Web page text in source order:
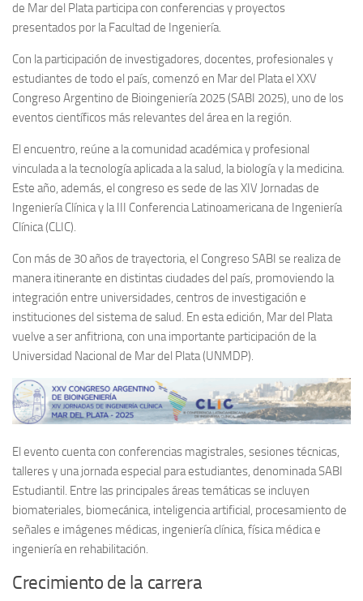
de Mar del Plata participa con conferencias y proyectos
presentados por la Facultad de Ingeniería.
Con la participación de investigadores, docentes, profesionales y
estudiantes de todo el país, comenzó en Mar del Plata el XXV
Congreso Argentino de Bioingeniería 2025 (SABI 2025), uno de los
eventos científicos más relevantes del área en la región.
El encuentro, reúne a la comunidad académica y profesional
vinculada a la tecnología aplicada a la salud, la biología y la medicina.
Este año, además, el congreso es sede de las XIV Jornadas de
Ingeniería Clínica y la III Conferencia Latinoamericana de Ingeniería
Clínica (CLIC).
Con más de 30 años de trayectoria, el Congreso SABI se realiza de
manera itinerante en distintas ciudades del país, promoviendo la
integración entre universidades, centros de investigación e
instituciones del sistema de salud. En esta edición, Mar del Plata
vuelve a ser anfitriona, con una importante participación de la
Universidad Nacional de Mar del Plata (UNMDP).
El evento cuenta con conferencias magistrales, sesiones técnicas,
talleres y una jornada especial para estudiantes, denominada SABI
Estudiantil. Entre las principales áreas temáticas se incluyen
biomateriales, biomecánica, inteligencia artificial, procesamiento de
señales e imágenes médicas, ingeniería clínica, física médica e
ingeniería en rehabilitación.
Crecimiento de la carrera